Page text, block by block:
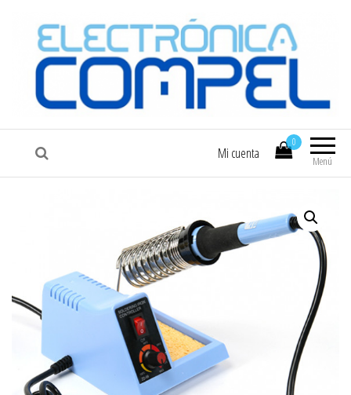
COMPEL Electrónica COMPEL
Menú
0
Mi cuenta